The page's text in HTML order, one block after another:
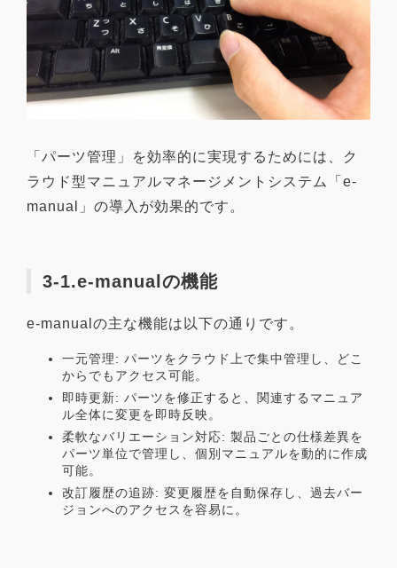
「パーツ管理」を効率的に実現するためには、ク
ラウド型マニュアルマネージメントシステム「e-
manual」の導入が効果的です。
3-1.e-manualの機能
e-manualの主な機能は以下の通りです。
一元管理: パーツをクラウド上で集中管理し、どこ
からでもアクセス可能。
即時更新: パーツを修正すると、関連するマニュア
ル全体に変更を即時反映。
柔軟なバリエーション対応: 製品ごとの仕様差異を
パーツ単位で管理し、個別マニュアルを動的に作成
可能。
改訂履歴の追跡: 変更履歴を自動保存し、過去バー
ジョンへのアクセスを容易に。